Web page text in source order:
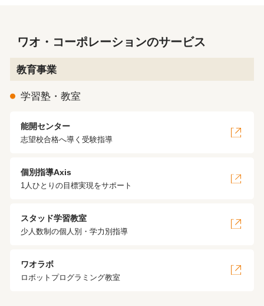
ワオ・コーポレーションのサービス
教育事業
学習塾・教室
能開センター
志望校合格へ導く受験指導
個別指導Axis
1人ひとりの目標実現をサポート
スタッド学習教室
少人数制の個人別・学力別指導
ワオラボ
ロボットプログラミング教室